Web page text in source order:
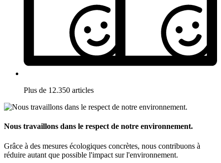
Plus de 12.350 articles
Nous travaillons dans le respect de notre environnement.
Grâce à des mesures écologiques concrètes, nous contribuons à
réduire autant que possible l'impact sur l'environnement.